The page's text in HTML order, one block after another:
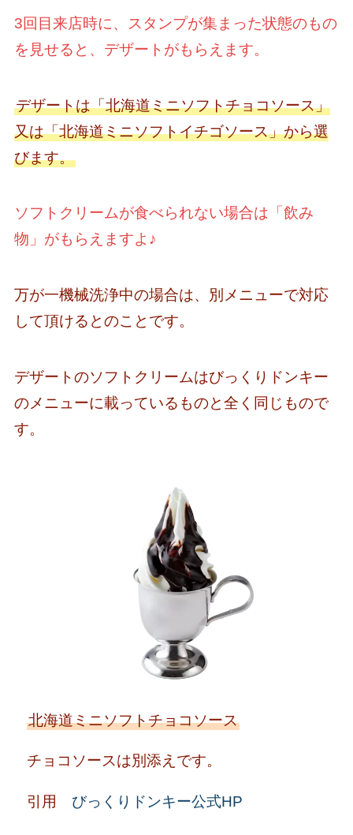
3回目来店時に、スタンプが集まった状態のもの
を見せると、デザートがもらえます。
デザートは「北海道ミニソフトチョコソース」
又は「北海道ミニソフトイチゴソース」から選
びます。
ソフトクリームが食べられない場合は「飲み
物」がもらえますよ♪
万が一機械洗浄中の場合は、別メニューで対応
して頂けるとのことです。
デザートのソフトクリームはびっくりドンキー
のメニューに載っているものと全く同じもので
す。
北海道ミニソフトチョコソース
チョコソースは別添えです。
引用 びっくりドンキー公式HP